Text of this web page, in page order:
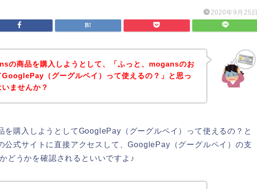
2020年9月25日
の商品を購入しようとして、「ふっと、mogansのお
GooglePay（グーグルペイ）って使えるの？」と思っ
ませんか？
を購入しようとしてGooglePay（グーグルペイ）って使えるの？と
公式サイトに直接アクセスして、GooglePay（グーグルペイ）の支
どうかを確認されるといいですよ♪